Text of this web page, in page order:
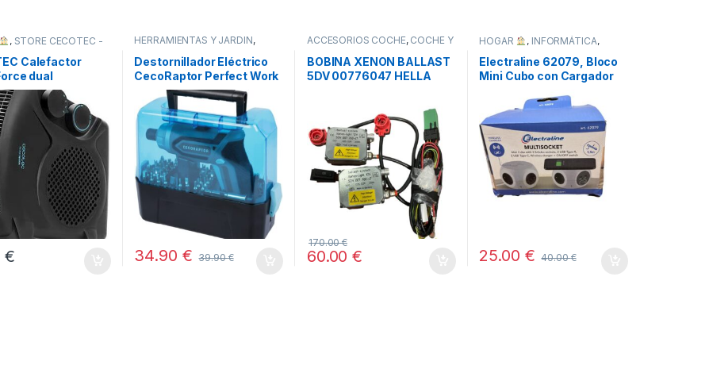
, STORE CECOTEC -
Calefactor
dual
€
HERRAMIENTAS Y JARDÍN,
Destornillador Eléctrico
CecoRaptor Perfect Work
360 Advance.
34.90 € 39.90€
ACCESORIOS COCHE, COCHE Y
BOBINA XENON BALLAST
5DV 00776047 HELLA
60.00€
170.00€
HOGAR , INFORMÁTICA,
Electraline 62079, Bloco
Mini Cubo con Cargador
25.00 € 40.00€